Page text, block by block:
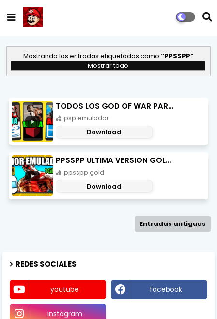
Mostrando las entradas etiquetadas como
PPSSPP
Mostrar todo
TODOS LOS GOD OF WAR PARA ANDROID EN 2025
psp emulador
Download
PPSSPP ULTIMA VERSION GOLD APK + TEXTURAS HD + JUEGOS
ppsspp gold
Download
Entradas antiguas
REDES SOCIALES
youtube facebook
instagram